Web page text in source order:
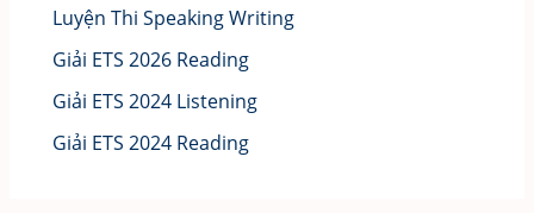
Luyện Thi Speaking Writing
Giải ETS 2026 Reading
Giải ETS 2024 Listening
Giải ETS 2024 Reading